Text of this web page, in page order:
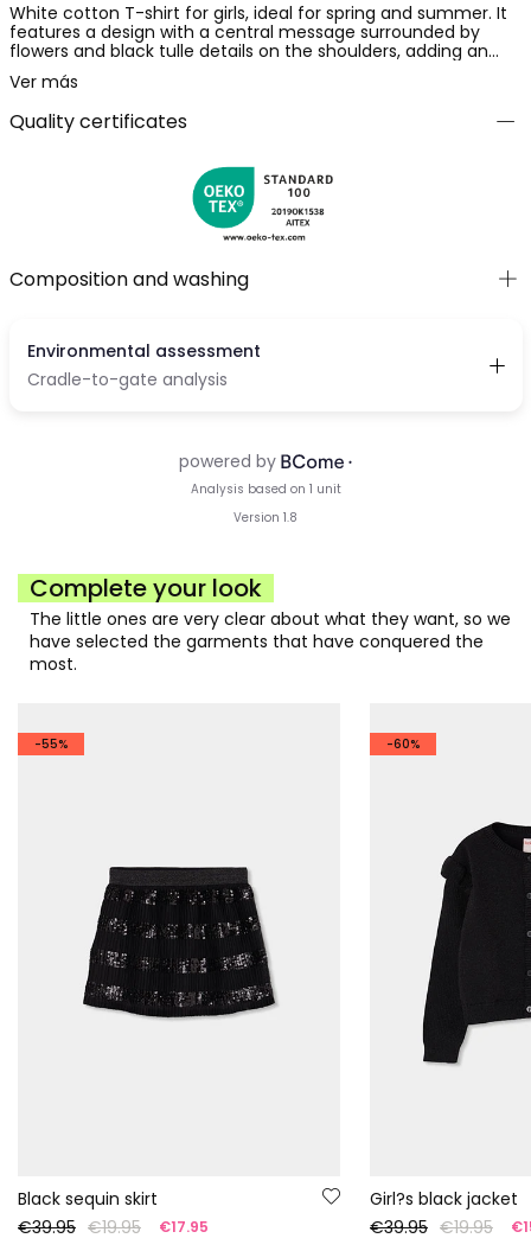
White cotton T-shirt for girls, ideal for spring and summer. It
features a design with a central message surrounded by
flowers and black tulle details on the shoulders, adding an
elegant touch. Its cotton fabric ensures freshness and
comfort. Available in sizes from 2 to 14 years. Easily pairs with
jeans or skirts, perfect for a casual and chic look.
Ver más
Quality certificates
Composition and washing
Complete your look
The little ones are very clear about what they want, so we
have selected the garments that have conquered the
most.
-55%
Black sequin skirt
€39.95 €19.95 €17.95
-60%
Girl?s black jacket
€39.95 €19.95